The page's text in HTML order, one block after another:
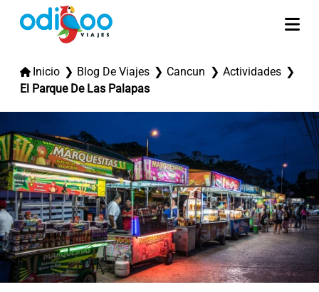
Inicio Blog De Viajes Cancun
Actividades
El Parque De Las Palapas